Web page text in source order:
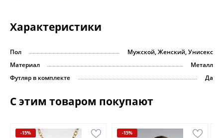
Характеристики
Пол
Мужской, Женский, Унисекс
Материал
Металл
Футляр в комплекте
Да
С этим товаром покупают
-15% -15%